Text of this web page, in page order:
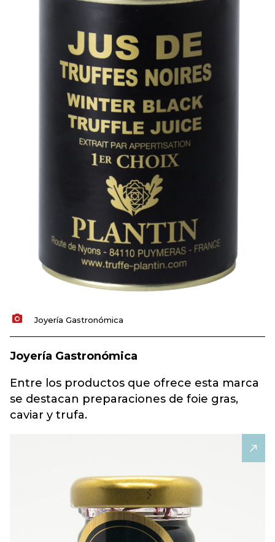
Joyería Gastronómica
Joyería Gastronómica
Entre los productos que ofrece esta marca
se destacan preparaciones de foie gras,
caviar y trufa.